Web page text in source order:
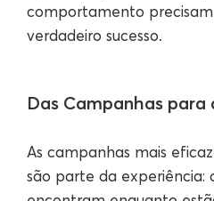
comportamento
verdadeiro sucesso.
Das Campanhas
As campanhas mais
são parte da experiência: